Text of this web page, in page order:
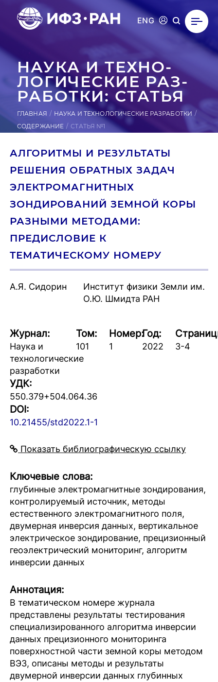
ENG
НАУКА И ТЕХ­НО­
ЛОГИ­ЧЕС­КИЕ РАЗ­
РА­БОТ­КИ: СТАТЬЯ
ГЛАВНАЯ
НАУКА И ТЕХНОЛОГИЧЕСКИЕ РАЗРАБОТКИ
СОДЕРЖАНИЕ
СТАТЬЯ №1
АЛГОРИТМЫ И РЕЗУЛЬТАТЫ
РЕШЕНИЯ ОБРАТНЫХ ЗАДАЧ
ЭЛЕКТРОМАГНИТНЫХ
ЗОНДИРОВАНИЙ ЗЕМНОЙ КОРЫ
РАЗНЫМИ МЕТОДАМИ:
ПРЕДИСЛОВИЕ К
ТЕМАТИЧЕСКОМУ НОМЕРУ
А.Я. Сидорин
Институт физики Земли им.
О.Ю. Шмидта РАН
Журнал:
Наука и
технологические
разработки
Том:
101
Номер:
1
Год:
2022 3-4
УДК:
550.379+504.064.36
DOI:
10.21455/std2022.1-1
Показать библиографическую ссылку
Ключевые слова:
глубинные электромагнитные зондирования,
контролируемый источник, методы
естественного электромагнитного поля,
двумерная инверсия данных, вертикальное
электрическое зондирование, прецизионный
геоэлектрический мониторинг, алгоритм
инверсии данных
Аннотация:
В тематическом номере журнала
представлены результаты тестирования
специализированного алгоритма инверсии
данных прецизионного мониторинга
поверхностной части земной коры методом
ВЭЗ, описаны методы и результаты
двумерной инверсии данных глубинных